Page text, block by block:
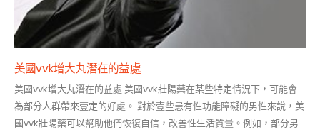
美國vvk增大丸潛在的益處
美國vvk增大丸潛在的益處 美國vvk壯陽藥在某些特定情況下，可能會
為部分人群帶來壹定的好處。 對於壹些患有性功能障礙的男性來說，美
國vvk壯陽藥可以幫助他們恢復自信，改善性生活質量。例如，部分男